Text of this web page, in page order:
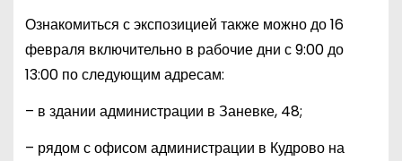
Ознакомиться с экспозицией также можно до 16
февраля включительно в рабочие дни с 9:00 до
13:00 по следующим адресам:
– в здании администрации в Заневке, 48;
– рядом с офисом администрации в Кудрово на